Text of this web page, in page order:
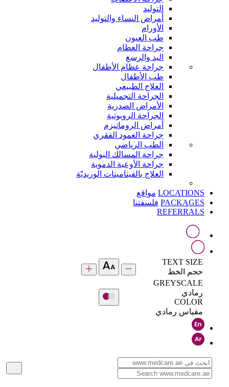
التوليد
أمراض النساء والتوليد
الأورام
طب العيون
جراحة العظام
اليد والرسغ
جراحة عظام الأطفال
طب الأطفال
العلاج الطبيعي
الجراحة التجميلية
الأمراض الصدرية
الجراحة الروبوتية
أمراض الروماتيزم
جراحة العمود الفقري
الطب الرياضي
جراحة المسالك البولية
جراحة الأوعية الدموية
العلاج بالفيتامينات الوريديّة
LOCATIONS مواقع
PACKAGES فلسفتنا
REFERRALS
TEXT SIZE
حجم الخط
GREYSCALE
رمادي
COLOR
مقياس رمادي